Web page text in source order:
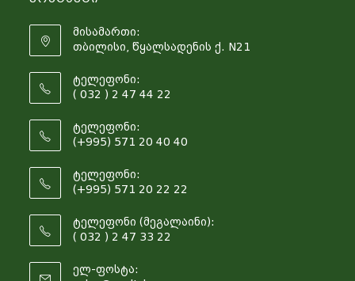
მისამართი:
თბილისი, წყალსადენის ქ. N21
ტელეფონი:
( 032 ) 2 47 44 22
ტელეფონი:
(+995) 571 20 40 40
ტელეფონი:
(+995) 571 20 22 22
ტელეფონი (მეგალაინი):
( 032 ) 2 47 33 22
ელ-ფოსტა: